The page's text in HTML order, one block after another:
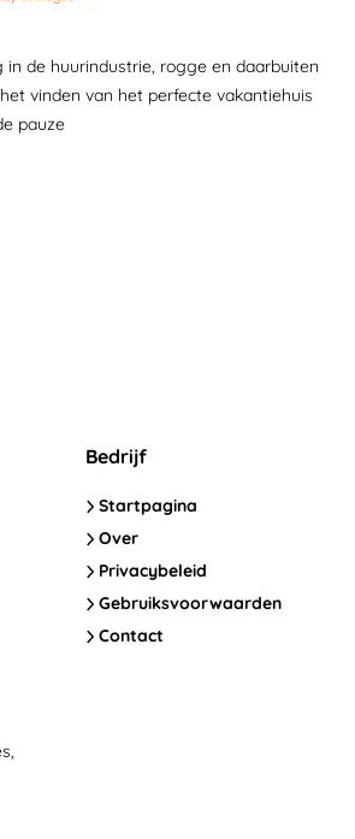
de huurindustrie, rogge en daarbuiten
vinden van het perfecte vakantiehuis
pauze
Bedrijf
Startpagina
Over
Privacybeleid
Gebruiksvoorwaarden
Contact